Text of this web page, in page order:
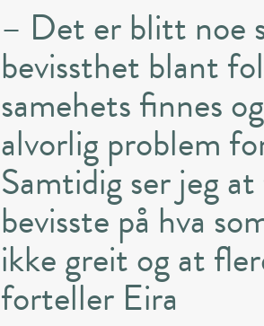
– Det er blitt noe
bevissthet blant
samehets finnes
alvorlig problem
Samtidig ser jeg
bevisste på hva
ikke greit og at
forteller Eira